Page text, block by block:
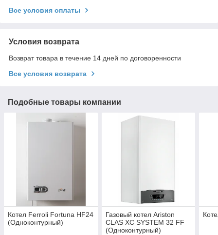
Все условия оплаты
Условия возврата
Возврат товара в течение 14 дней по договоренности
Все условия возврата
Подобные товары компании
Котел Ferroli Fortuna HF24
(Одноконтурный)
Газовый котел Ariston
CLAS ХC SYSTEM 32 FF
(Одноконтурный)